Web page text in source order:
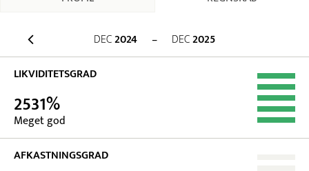
DEC2024 – DEC2025
LIKVIDITETSGRAD
2531%
Meget god
AFKASTNINGSGRAD